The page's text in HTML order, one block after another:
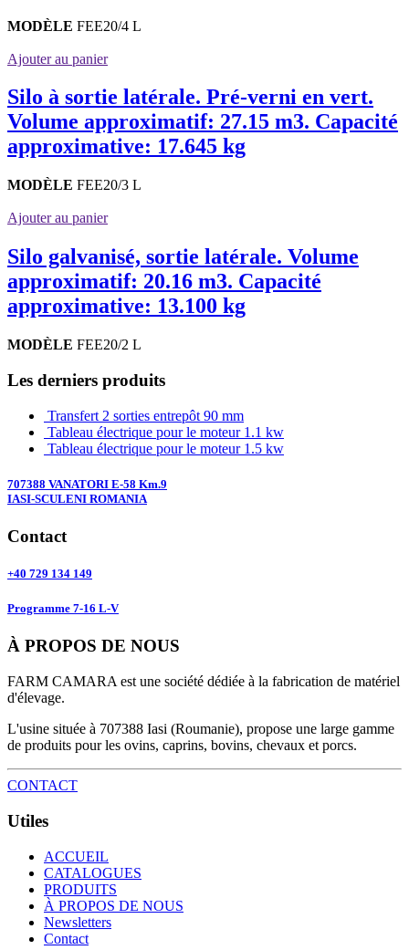
MODÈLE FEE20/4 L
Ajouter au panier
Silo à sortie latérale. Pré-verni en vert.
Volume approximatif: 27.15 m3. Capacité
approximative: 17.645 kg
MODÈLE FEE20/3 L
Ajouter au panier
Silo galvanisé, sortie latérale. Volume
approximatif: 20.16 m3. Capacité
approximative: 13.100 kg
MODÈLE FEE20/2 L
Les derniers produits
Transfert 2 sorties entrepôt 90 mm
Tableau électrique pour le moteur 1.1 kw
Tableau électrique pour le moteur 1.5 kw
707388 VANATORI E-58 Km.9
IASI-SCULENI ROMANIA
Contact
+40 729 134 149
Programme 7-16 L-V
À PROPOS DE NOUS
FARM CAMARA est une société dédiée à la fabrication de matériel
d'élevage.
L'usine située à 707388 Iasi (Roumanie), propose une large gamme
de produits pour les ovins, caprins, bovins, chevaux et porcs.
CONTACT
Utiles
ACCUEIL
CATALOGUES
PRODUITS
À PROPOS DE NOUS
Newsletters
Contact